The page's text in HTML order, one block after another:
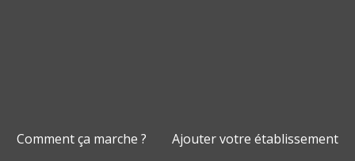
Comment ça marche ?
Ajouter votre établissement